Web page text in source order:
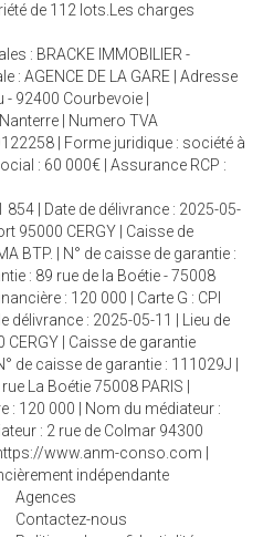
de 112 lots.Les charges
: BRACKE IMMOBILIER -
: AGENCE DE LA GARE | Adresse
92400 Courbevoie |
| Numero TVA
| Forme juridique : société à
: 60 000€ | Assurance RCP :
854 | Date de délivrance : 2025-05-
95000 CERGY | Caisse de
BTP. | N° de caisse de garantie :
: 89 rue de la Boétie - 75008
: 120 000 | Carte G : CPI
délivrance : 2025-05-11 | Lieu de
| Caisse de garantie
de caisse de garantie : 111029J |
La Boétie 75008 PARIS |
: 120 000 | Nom du médiateur :
: 2 rue de Colmar 94300
www.anm-conso.com
indépendante
Agences
Contactez-nous